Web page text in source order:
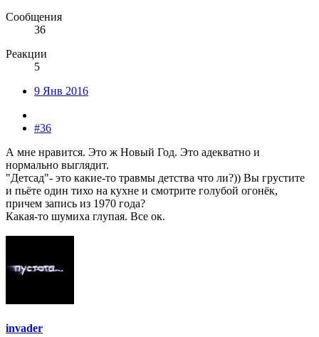
Сообщения
36
Реакции
5
9 Янв 2016
#36
А мне нравится. Это ж Новый Год. Это адекватно и
нормально выглядит.
"Детсад"- это какие-то травмы детства что ли?)) Вы грустите
и пьёте один тихо на кухне и смотрите голубой огонёк,
причем запись из 1970 года?
Какая-то шумиха глупая. Все ок.
invader